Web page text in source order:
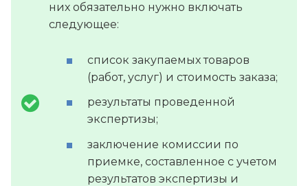
них обязательно нужно включать
следующее:
список закупаемых товаров
(работ, услуг) и стоимость заказа;
результаты проведенной
экспертизы;
заключение комиссии по
приемке, составленное с учетом
результатов экспертизы и